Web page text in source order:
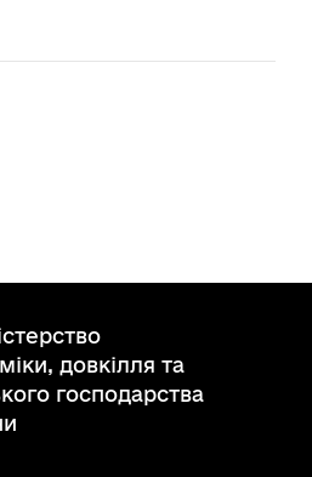
довкілля та
господарства